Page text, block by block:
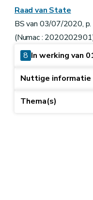
Raad van State
BS van 03/07/2020,
(Numac :
8 In werking van
Nuttige informatie
Thema(s)